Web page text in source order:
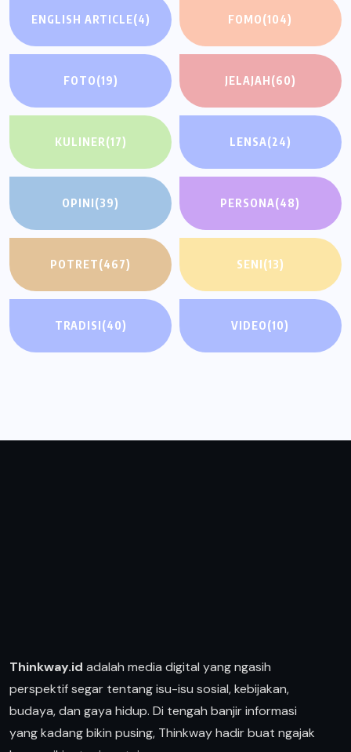
ENGLISH ARTICLE(4) FOMO(104)
FOTO(19) JELAJAH(60)
KULINER(17) LENSA(24)
OPINI(39) PERSONA(48)
POTRET(467) SENI(13)
TRADISI(40) VIDEO(10)
Thinkway.id adalah media digital yang ngasih
perspektif segar tentang isu-isu sosial, kebijakan,
budaya, dan gaya hidup. Di tengah banjir informasi
yang kadang bikin pusing, Thinkway hadir buat ngajak